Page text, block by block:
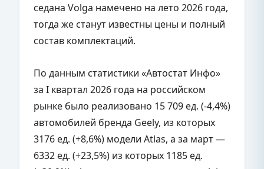
седана Volga намечено на лето 2026 года,
тогда же станут известны цены и полный
состав комплектаций.
По данным статистики «Автостат Инфо»
за I квартал 2026 года на российском
рынке было реализовано 15 709 ед. (-4,4%)
автомобилей бренда Geely, из которых
3176 ед. (+8,6%) модели Atlas, а за март —
6332 ед. (+23,5%) из которых 1185 ед.